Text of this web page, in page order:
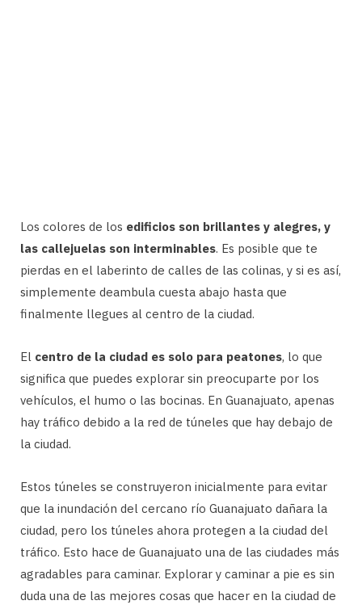
Los colores de los edificios son brillantes y alegres, y
las callejuelas son interminables. Es posible que te
pierdas en el laberinto de calles de las colinas, y si es así,
simplemente deambula cuesta abajo hasta que
finalmente llegues al centro de la ciudad.
El centro de la ciudad es solo para peatones, lo que
significa que puedes explorar sin preocuparte por los
vehículos, el humo o las bocinas. En Guanajuato, apenas
hay tráfico debido a la red de túneles que hay debajo de
la ciudad.
Estos túneles se construyeron inicialmente para evitar
que la inundación del cercano río Guanajuato dañara la
ciudad, pero los túneles ahora protegen a la ciudad del
tráfico. Esto hace de Guanajuato una de las ciudades más
agradables para caminar. Explorar y caminar a pie es sin
duda una de las mejores cosas que hacer en la ciudad de